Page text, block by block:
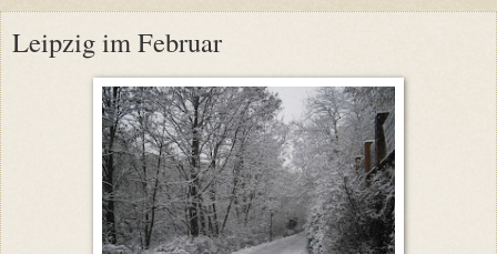
Leipzig im Februar